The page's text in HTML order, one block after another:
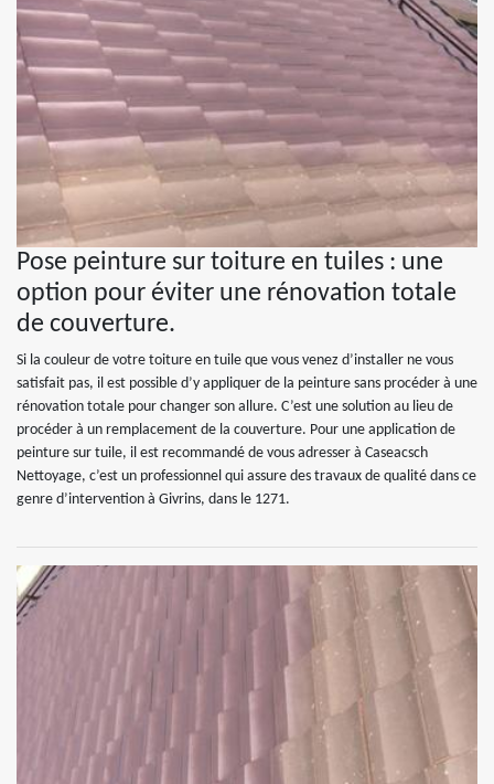
Pose peinture sur toiture en tuiles : une
option pour éviter une rénovation totale
de couverture.
Si la couleur de votre toiture en tuile que vous venez d’installer ne vous
satisfait pas, il est possible d’y appliquer de la peinture sans procéder à une
rénovation totale pour changer son allure. C’est une solution au lieu de
procéder à un remplacement de la couverture. Pour une application de
peinture sur tuile, il est recommandé de vous adresser à Caseacsch
Nettoyage, c’est un professionnel qui assure des travaux de qualité dans ce
genre d’intervention à Givrins, dans le 1271.